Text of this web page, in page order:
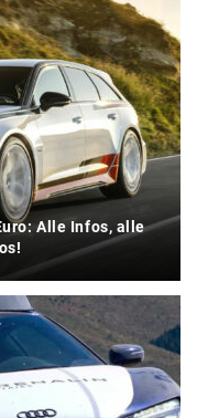
Alle Infos, alle